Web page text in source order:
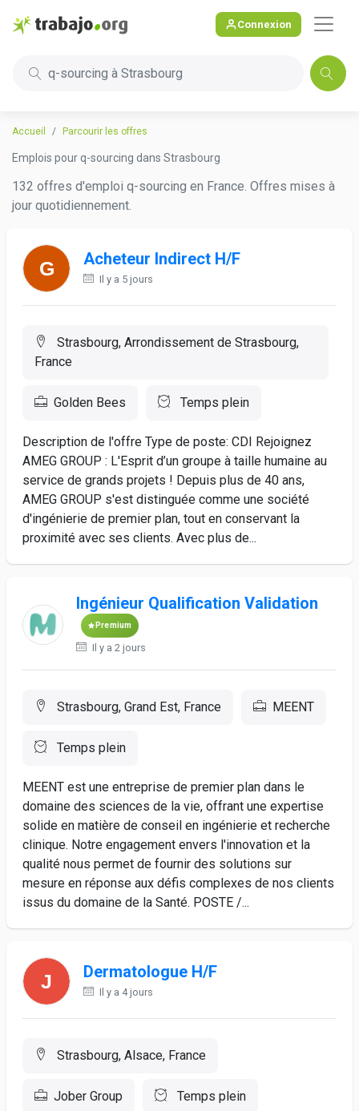
Connexion
q-sourcing à Strasbourg
Accueil Parcourir les offres
Emplois pour q-sourcing dans Strasbourg
132 offres d'emploi q-sourcing en France. Offres mises à
jour quotidiennement.
Acheteur Indirect H/F
Il y a 5 jours
Strasbourg, Arrondissement de Strasbourg,
France
Golden Bees Temps plein
Description de l'offre Type de poste: CDI Rejoignez
AMEG GROUP : L'Esprit d’un groupe à taille humaine au
service de grands projets ! Depuis plus de 40 ans,
AMEG GROUP s'est distinguée comme une société
d'ingénierie de premier plan, tout en conservant la
proximité avec ses clients. Avec plus de...
Ingénieur Qualification Validation
Premium
Il y a 2 jours
Strasbourg, Grand Est, France MEENT
Temps plein
MEENT est une entreprise de premier plan dans le
domaine des sciences de la vie, offrant une expertise
solide en matière de conseil en ingénierie et recherche
clinique. Notre engagement envers l'innovation et la
qualité nous permet de fournir des solutions sur
mesure en réponse aux défis complexes de nos clients
issus du domaine de la Santé. POSTE /...
Dermatologue H/F
Il y a 4 jours
Strasbourg, Alsace, France
Jober Group Temps plein